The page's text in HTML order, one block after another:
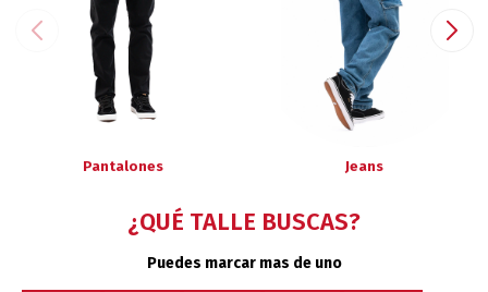
Pantalones Jeans
¿QUÉ TALLE BUSCAS?
Puedes marcar mas de uno